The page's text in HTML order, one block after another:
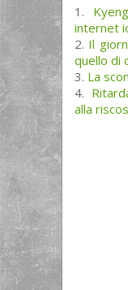
internet
Il
quello di
La
alla